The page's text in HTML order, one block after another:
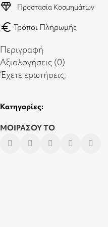
diamond Προστασία Κοσμημάτων
euro Τρόποι Πληρωμής
Περιγραφή
Αξιολογήσεις (0)
Έχετε ερωτήσεις;
Κατηγορίες:
ΜΟΙΡΑΣΟΥ ΤΟ